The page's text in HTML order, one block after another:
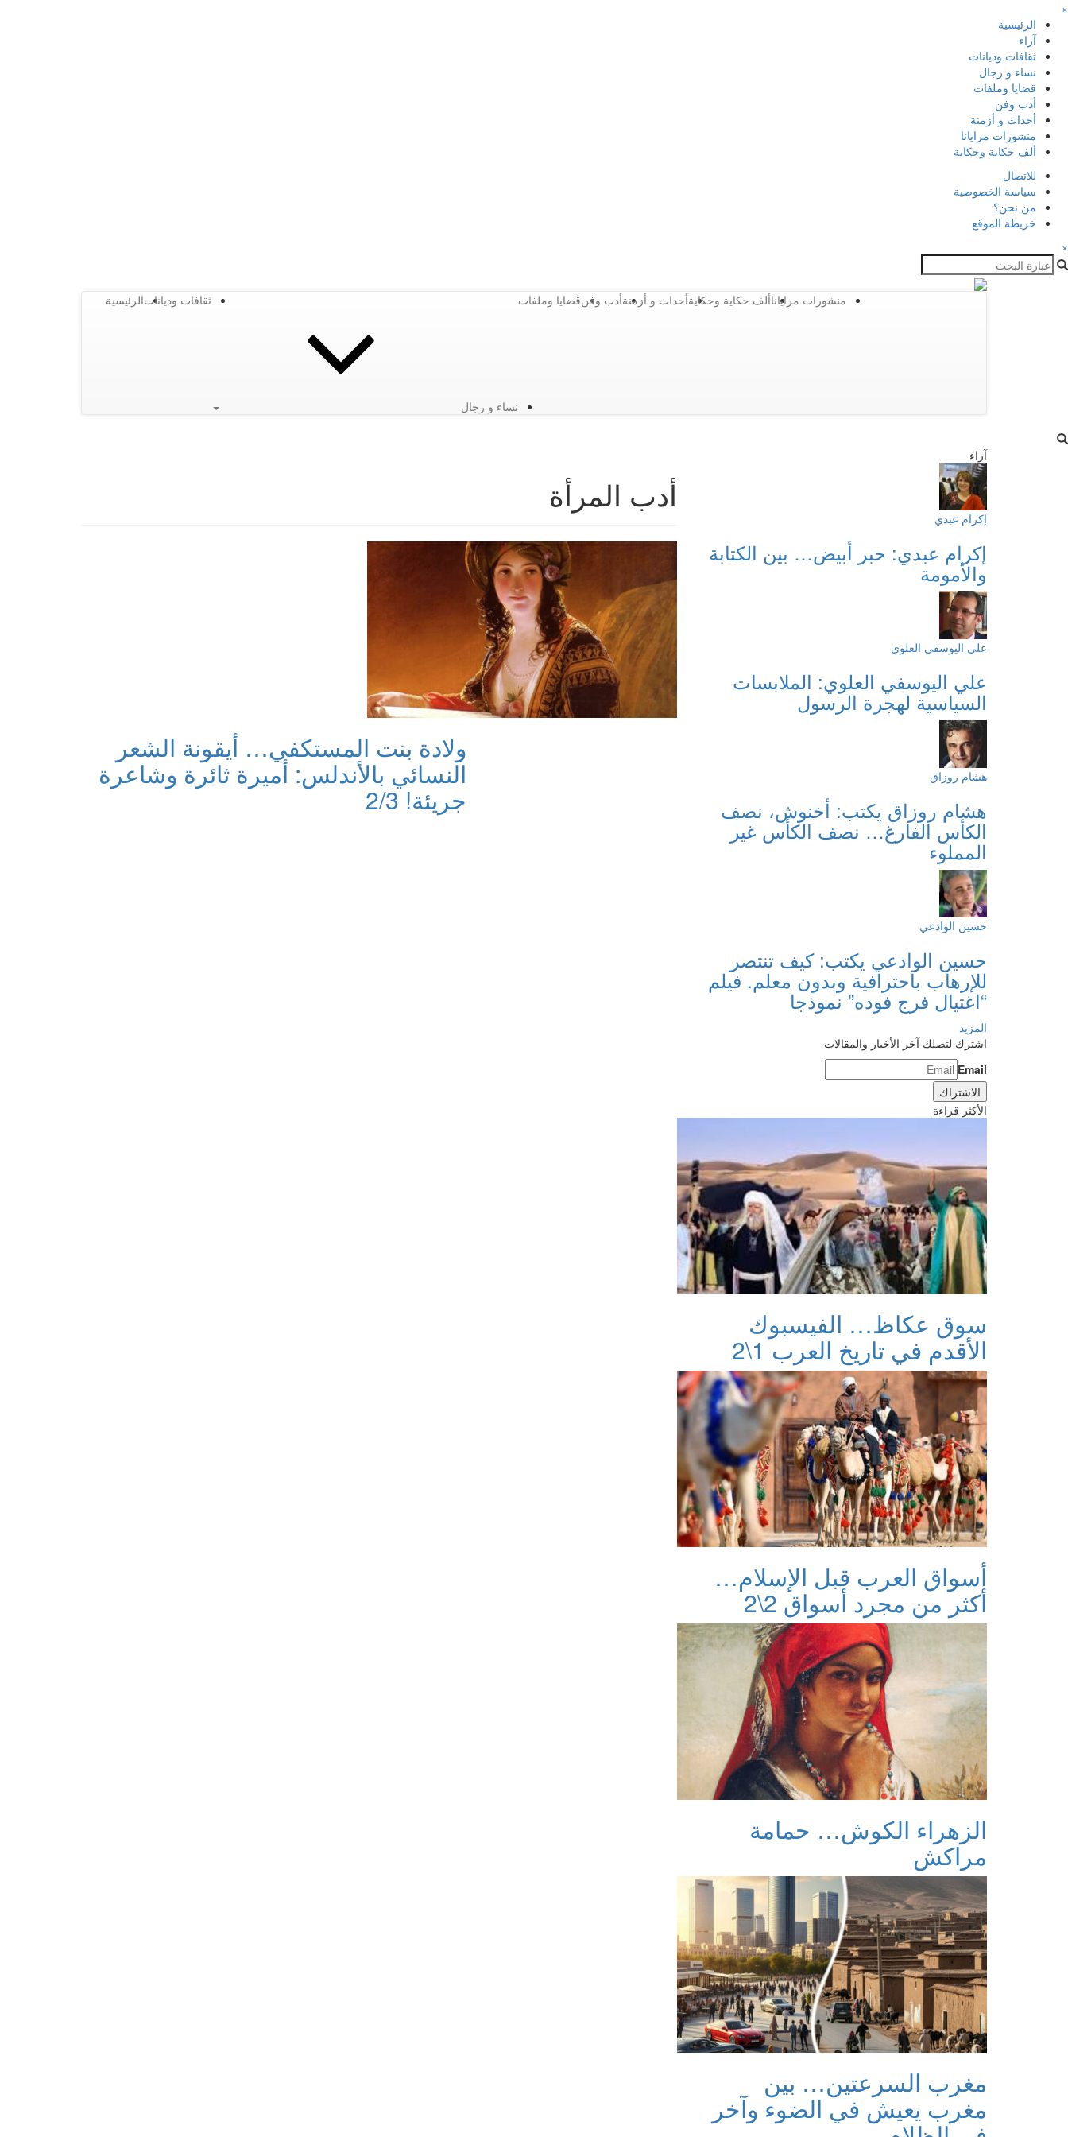
×
الرئيسية
آراء
ثقافات وديانات
نساء و رجال
قضايا وملفات
أدب وفن
أحداث و أزمنة
منشورات مرايانا
ألف حكاية وحكاية
للاتصال
سياسة الخصوصية
من نحن؟
خريطة الموقع
×
الرئيسيةثقافات وديانات
نساء و رجال
قضايا وملفاتأدب وفنأحداث و أزمنةألف حكاية وحكايةمنشورات مرايانا
أدب المرأة
ولادة بنت المستكفي… أيقونة الشعر
النسائي بالأندلس: أميرة ثائرة وشاعرة
جريئة! 2/3
آراء
إكرام عبدي
إكرام عبدي: حبر أبيض… بين الكتابة
والأمومة
علي اليوسفي العلوي
علي اليوسفي العلوي: الملابسات
السياسية لهجرة الرسول
هشام روزاق
هشام روزاق يكتب: أخنوش، نصف
الكأس الفارغ… نصف الكأس غير
المملوء
حسين الوادعي
حسين الوادعي يكتب: كيف تنتصر
للإرهاب باحترافية وبدون معلم. فيلم
“اغتيال فرج فوده” نموذجا
المزيد
اشترك لتصلك آخر الأخبار والمقالات
Email
الأكثر قراءة
سوق عكاظ… الفيسبوك
الأقدم في تاريخ العرب 1\2
أسواق العرب قبل الإسلام…
أكثر من مجرد أسواق 2\2
الزهراء الكوش… حمامة
مراكش
مغرب السرعتين… بين
مغرب يعيش في الضوء وآخر